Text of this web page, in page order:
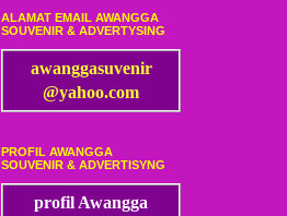
ALAMAT EMAIL AWANGGA
SOUVENIR & ADVERTYSING
awanggasuvenir
@yahoo.com
PROFIL AWANGGA
SOUVENIR & ADVERTISYNG
profil Awangga